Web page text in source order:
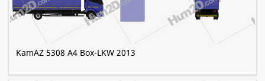
KamAZ 5308 A4 Box-LKW 2013